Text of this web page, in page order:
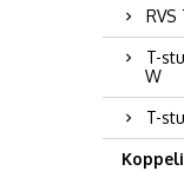
RVS
T-
W
T-